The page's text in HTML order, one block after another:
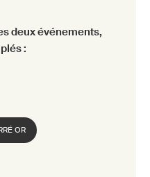
deux événements,
:
OR